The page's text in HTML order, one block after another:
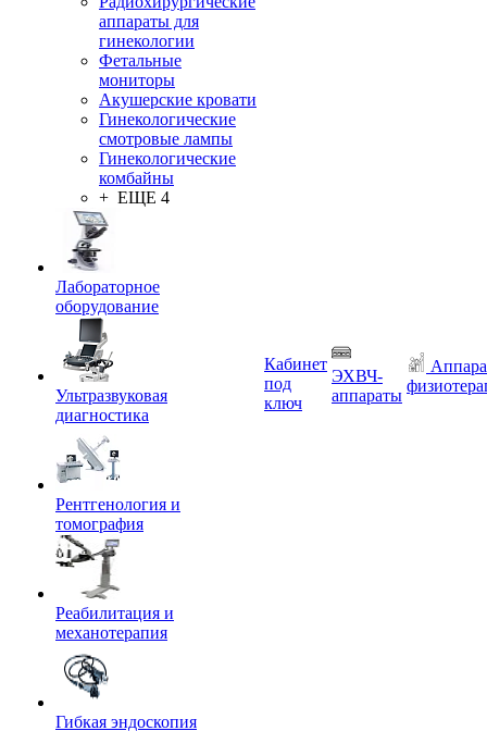
аппараты для
гинекологии
Фетальные
мониторы
Акушерские кровати
Гинекологические
смотровые лампы
Гинекологические
комбайны
+ ЕЩЕ 4
Лабораторное
оборудование
Ультразвуковая
диагностика
Рентгенология и
томография
Реабилитация и
механотерапия
Гибкая эндоскопия
Кабинет
под
ключ
ЭХВЧ-
аппараты